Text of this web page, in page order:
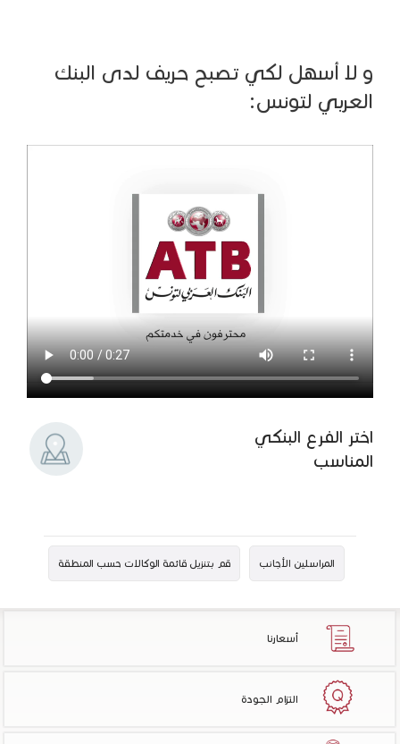
و لا أسهل لكي تصبح حريف لدى البنك
العربي لتونس:
اختر الفرع البنكي
المناسب
قم بتنزيل قائمة الوكالات حسب المنطقة المراسلين الأجانب
أسعارنا
التزام الجودة